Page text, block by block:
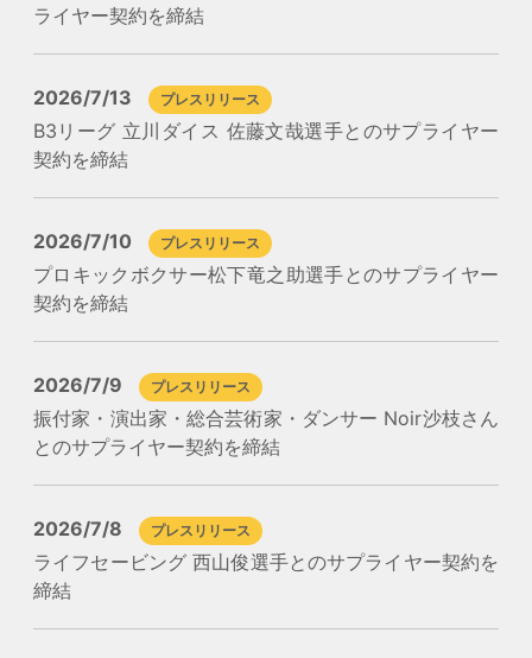
ライヤー契約を締結
2026/7/13 プレスリリース
B3リーグ 立川ダイス 佐藤文哉選手とのサプライヤー
契約を締結
2026/7/10 プレスリリース
プロキックボクサー松下竜之助選手とのサプライヤー
契約を締結
2026/7/9 プレスリリース
振付家・演出家・総合芸術家・ダンサー Noir沙枝さん
とのサプライヤー契約を締結
2026/7/8 プレスリリース
ライフセービング 西山俊選手とのサプライヤー契約を
締結